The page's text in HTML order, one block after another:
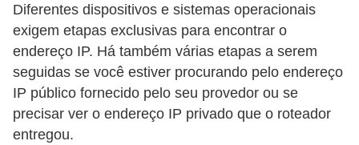
Diferentes dispositivos e sistemas operacionais
exigem etapas exclusivas para encontrar o
endereço IP. Há também várias etapas a serem
seguidas se você estiver procurando pelo endereço
IP público fornecido pelo seu provedor ou se
precisar ver o endereço IP privado que o roteador
entregou.
i
d
a
d
e